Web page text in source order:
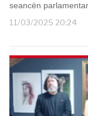
seancën
11/03/2025 20:24